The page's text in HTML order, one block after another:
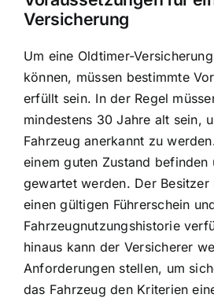
Versicherung
Um eine Oldtimer-
können, müssen bestimmte
erfüllt sein. In der Regel
mindestens 30 Jahre alt sein,
Fahrzeug anerkannt zu
einem guten Zustand befinden
gewartet werden. Der Besitzer
einen gültigen Führerschein
Fahrzeugnutzungshistorie
hinaus kann der Versicherer
Anforderungen stellen, um
das Fahrzeug den Kriterien